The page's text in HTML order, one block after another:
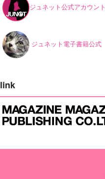
ジュネット公式アカウント
ジュネット電子書籍公式
link